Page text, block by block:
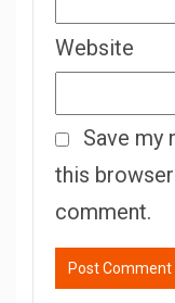
Website
Save my
this
comment.